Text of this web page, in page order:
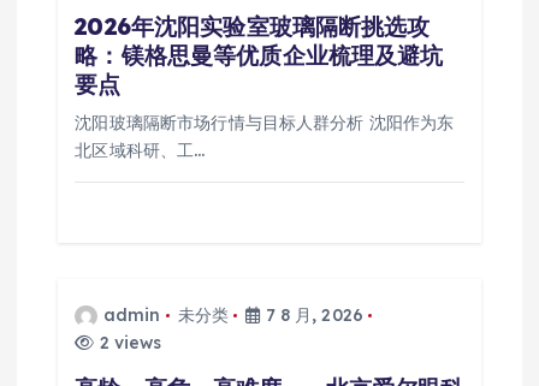
2026年沈阳实验室玻璃隔断挑选攻
略：镁格思曼等优质企业梳理及避坑
要点
沈阳玻璃隔断市场行情与目标人群分析 沈阳作为东
北区域科研、工…
admin 未分类
7 8 月, 2026
2 views